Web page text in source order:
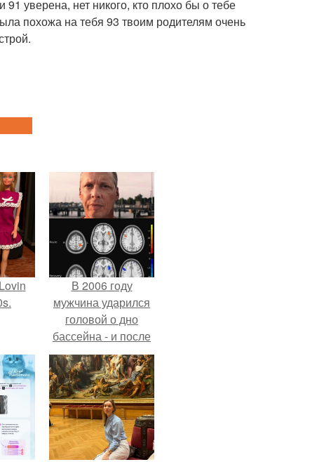
уверена, нет никого, кто плохо бы о тебе
похожа на тебя 93 твоим родителям очень
В 2006 году
мужчина ударился
головой о дно
бассейна - и после
этого его жизнь
изменилась самым
странным образом.